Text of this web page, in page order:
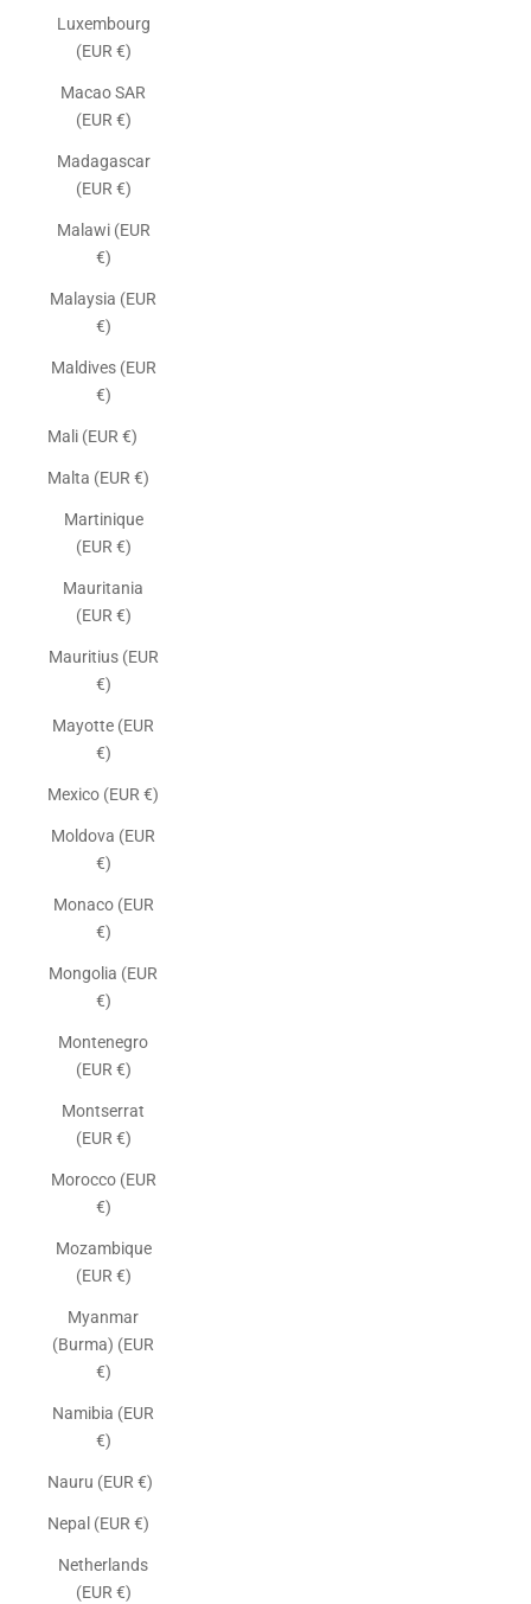
Luxembourg
(EUR €)
Macao SAR
(EUR €)
Madagascar
(EUR €)
Malawi (EUR
€)
Malaysia (EUR
€)
Maldives (EUR
€)
Mali (EUR €)
Malta (EUR €)
Martinique
(EUR €)
Mauritania
(EUR €)
Mauritius (EUR
€)
Mayotte (EUR
€)
Mexico (EUR €)
Moldova (EUR
€)
Monaco (EUR
€)
Mongolia (EUR
€)
Montenegro
(EUR €)
Montserrat
(EUR €)
Morocco (EUR
€)
Mozambique
(EUR €)
Myanmar
(Burma) (EUR
€)
Namibia (EUR
€)
Nauru (EUR €)
Nepal (EUR €)
Netherlands
(EUR €)